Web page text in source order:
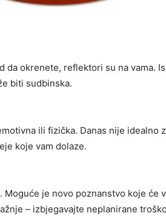
da okrenete, reflektori su na vama.
biti sudbinska.
ili fizička. Danas nije idealno
koje vam dolaze.
je novo poznanstvo koje će
– izbjegavajte neplanirane